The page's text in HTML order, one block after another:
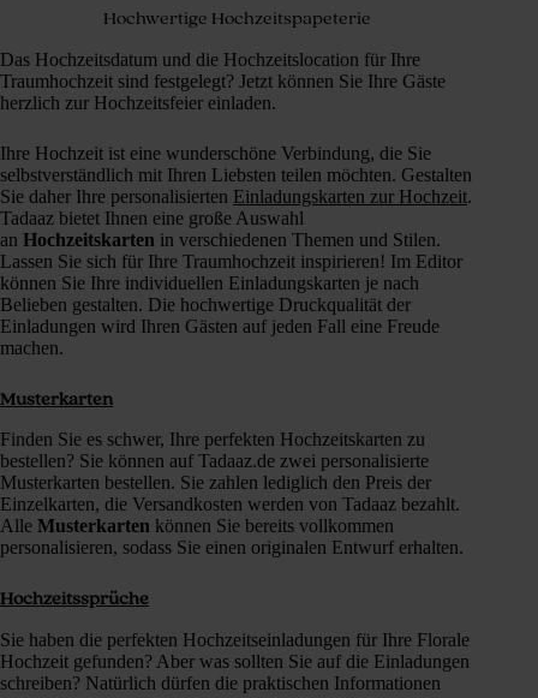
Hochwertige Hochzeitspapeterie
Das Hochzeitsdatum und die Hochzeitslocation für Ihre
Traumhochzeit sind festgelegt? Jetzt können Sie Ihre Gäste
herzlich zur Hochzeitsfeier einladen.
Ihre Hochzeit ist eine wunderschöne Verbindung, die Sie
selbstverständlich mit Ihren Liebsten teilen möchten. Gestalten
Sie daher Ihre personalisierten Einladungskarten zur Hochzeit.
Tadaaz bietet Ihnen eine große Auswahl
an Hochzeitskarten in verschiedenen Themen und Stilen.
Lassen Sie sich für Ihre Traumhochzeit inspirieren! Im Editor
können Sie Ihre individuellen Einladungskarten je nach
Belieben gestalten. Die hochwertige Druckqualität der
Einladungen wird Ihren Gästen auf jeden Fall eine Freude
machen.
Musterkarten
Finden Sie es schwer, Ihre perfekten Hochzeitskarten zu
bestellen? Sie können auf Tadaaz.de zwei personalisierte
Musterkarten bestellen. Sie zahlen lediglich den Preis der
Einzelkarten, die Versandkosten werden von Tadaaz bezahlt.
Alle Musterkarten können Sie bereits vollkommen
personalisieren, sodass Sie einen originalen Entwurf erhalten.
Hochzeitssprüche
Sie haben die perfekten Hochzeitseinladungen für Ihre Florale
Hochzeit gefunden? Aber was sollten Sie auf die Einladungen
schreiben? Natürlich dürfen die praktischen Informationen